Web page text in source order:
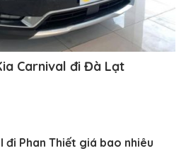
Carnival đi Đà Lạt
đi Phan Thiết giá bao nhiêu